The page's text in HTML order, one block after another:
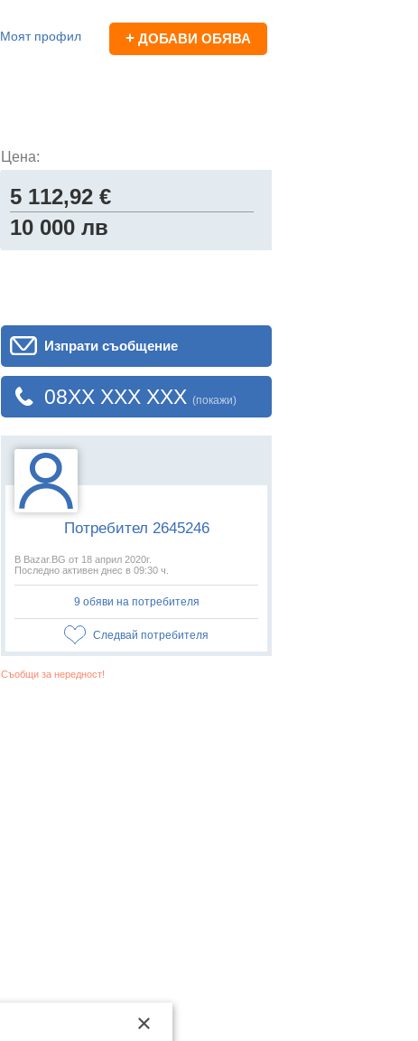
Моят профил + ДОБАВИ ОБЯВА
Цена:
5 112,92 €
10 000 лв
Изпрати съобщение
08XX XXX XXX (покажи)
Потребител 2645246
В Bazar.BG от 18 април 2020г.
Последно активен днес в 09:30 ч.
9 обяви на потребителя
Следвай потребителя
Съобщи за нередност!
×